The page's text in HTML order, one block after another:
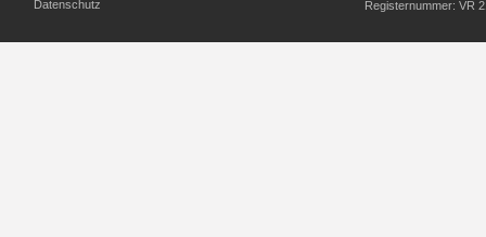
Datenschutz
Registernummer: VR